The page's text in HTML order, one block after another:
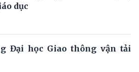
dục
Đại học Giao thông vận tải